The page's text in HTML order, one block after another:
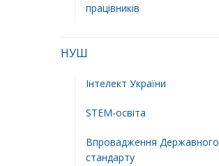
працівників
НУШ
Інтелект України
STEM-освіта
Впровадження Державного
стандарту